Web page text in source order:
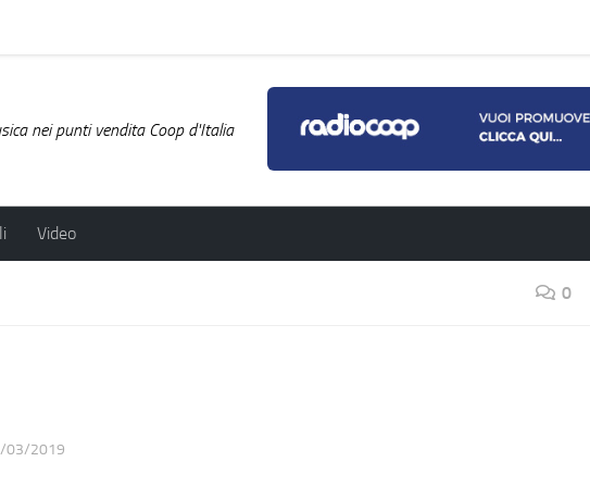
nei punti vendita Coop d'Italia
Video
0
03/2019